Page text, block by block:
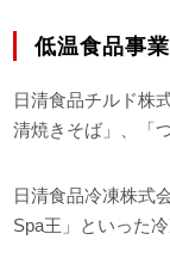
低温食品事業
日清食品チルド株
清焼きそば」、「
日清食品冷凍株式
Spa王」といった